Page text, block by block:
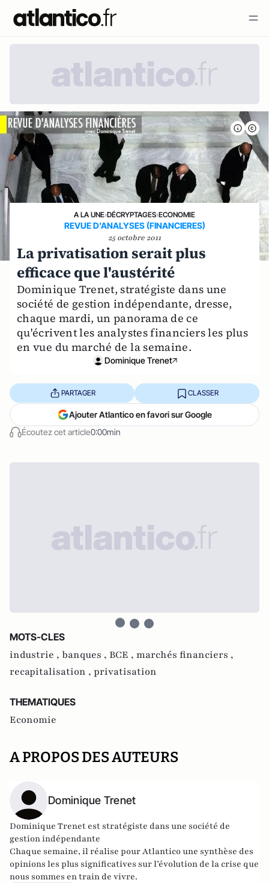
A LA UNE›DÉCRYPTAGES›ECONOMIE
REVUE D'ANALYSES (FINANCIERES)
25 octobre 2011
La privatisation serait plus
efficace que l'austérité
Dominique Trenet, stratégiste dans une
société de gestion indépendante, dresse,
chaque mardi, un panorama de ce
qu'écrivent les analystes financiers les plus
en vue du marché de la semaine.
Dominique Trenet
Écoutez cet article0:00min
PARTAGER CLASSER
Ajouter Atlantico en favori sur Google
MOTS-CLES
industrie , banques , BCE , marchés financiers ,
recapitalisation , privatisation
THEMATIQUES
Economie
A PROPOS DES AUTEURS
Dominique Trenet
Dominique Trenet est stratégiste dans une société de
gestion indépendante
Chaque semaine, il réalise pour Atlantico une synthèse des
opinions les plus significatives sur l’évolution de la crise que
nous sommes en train de vivre.